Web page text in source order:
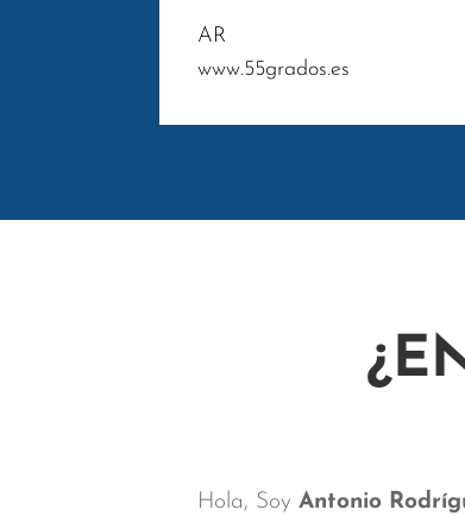
AR
www.55grados.es
Hola, SoyAntonio